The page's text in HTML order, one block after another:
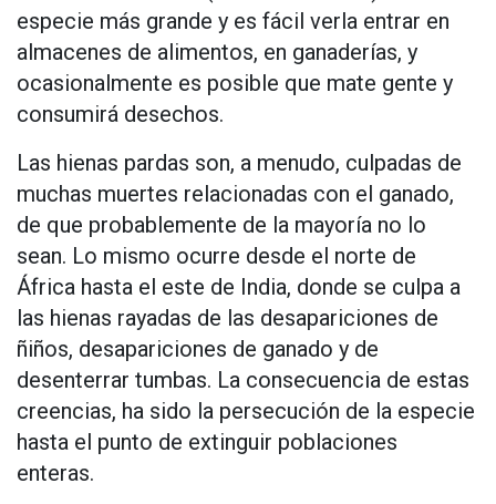
especie más grande y es fácil verla entrar en
almacenes de alimentos, en ganaderías, y
ocasionalmente es posible que mate gente y
consumirá desechos.
Las hienas pardas son, a menudo, culpadas de
muchas muertes relacionadas con el ganado,
de que probablemente de la mayoría no lo
sean. Lo mismo ocurre desde el norte de
África hasta el este de India, donde se culpa a
las hienas rayadas de las desapariciones de
ñiños, desapariciones de ganado y de
desenterrar tumbas. La consecuencia de estas
creencias, ha sido la persecución de la especie
hasta el punto de extinguir poblaciones
enteras.